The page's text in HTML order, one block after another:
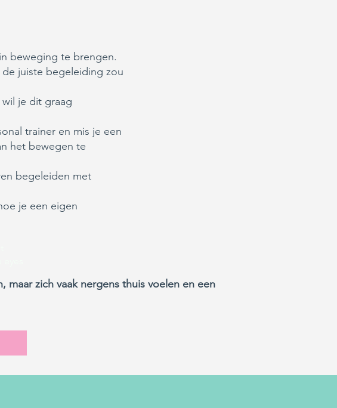
beweging te brengen.
juiste begeleiding zou
je dit graag
trainer en mis je een
het bewegen te
begeleiden met
je een eigen
zich vaak nergens thuis voelen en een